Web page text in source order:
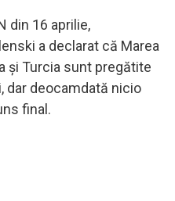
din 16 aprilie,
a declarat că Marea
și Turcia sunt pregătite
dar deocamdată nicio
final.